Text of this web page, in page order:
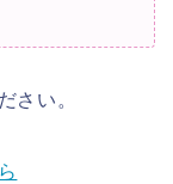
さい。